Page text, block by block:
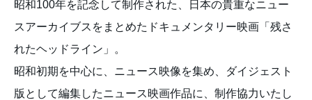
昭和100年を記念して制作された、日本の貴重なニュー
スアーカイブスをまとめたドキュメンタリー映画「残さ
れたヘッドライン」。
昭和初期を中心に、ニュース映像を集め、ダイジェスト
版として編集したニュース映画作品に、制作協力いたし